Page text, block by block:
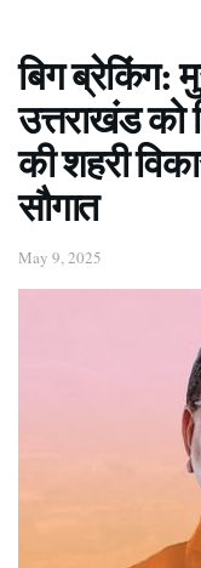
बिग ब्रेकिंग:
उत्तराखंड को
की शहरी
सौगात
May 9, 2025